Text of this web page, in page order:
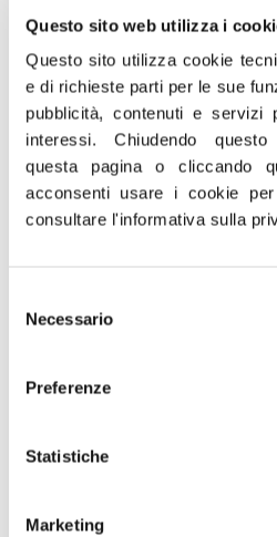
Questo sito web utilizza i
Questo sito utilizza cookie
e di richieste parti per le sue
pubblicità, contenuti e
interessi.Chiudendo
questa pagina o cliccando
acconsenti usare i cookie
consultare l'informativa sulla
delNecessario
Preferenze
Statistiche
Marketing
nessun aumento
creando l’illusione che
stato e giocando così
Il RdC è il più grande
sostanza una
fonda su posti di
Sbloccare i cantieri
tagliare le tasse per le
questo sì creerebbe
sì consentirebbe di
per sostenere chi
lavoro non potrà mai
di invalidità di 285 euro
nucleo familiare con